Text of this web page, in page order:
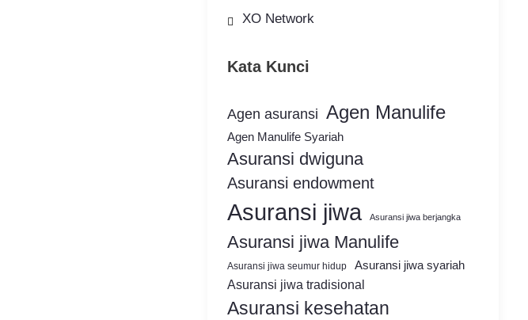
XO Network
Kata Kunci
Agen asuransi Agen Manulife
Agen Manulife Syariah
Asuransi dwiguna
Asuransi endowment
Asuransi jiwa Asuransi jiwa berjangka
Asuransi jiwa Manulife
Asuransi jiwa seumur hidup Asuransi jiwa syariah
Asuransi jiwa tradisional
Asuransi kesehatan